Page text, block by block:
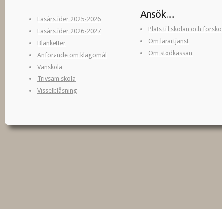
Läsårstider 2025-2026
Läsårstider 2026-2027
Blanketter
Anförande om klagomål
Vänskola
Trivsam skola
Visselblåsning
Ansök…
Plats till skolan och
Om lärartjänst
Om stödkassan